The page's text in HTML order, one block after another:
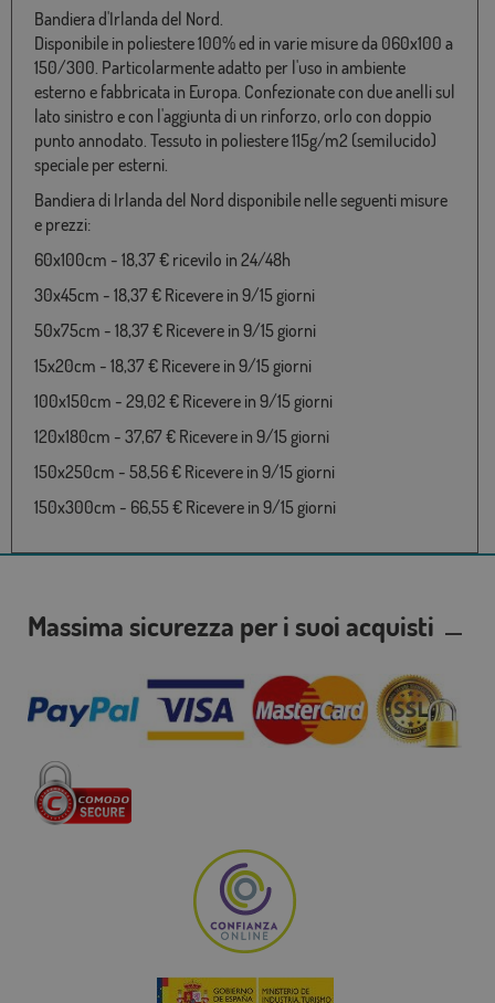
Bandiera d'Irlanda del Nord.
Disponibile in poliestere 100% ed in varie misure da 060x100 a
150/300. Particolarmente adatto per l'uso in ambiente
esterno e fabbricata in Europa. Confezionate con due anelli sul
lato sinistro e con l'aggiunta di un rinforzo, orlo con doppio
punto annodato. Tessuto in poliestere 115g/m2 (semilucido)
speciale per esterni.
Bandiera di Irlanda del Nord disponibile nelle seguenti misure
e prezzi:
60x100cm - 18,37 € ricevilo in 24/48h
30x45cm - 18,37 € Ricevere in 9/15 giorni
50x75cm - 18,37 € Ricevere in 9/15 giorni
15x20cm - 18,37 € Ricevere in 9/15 giorni
100x150cm - 29,02 € Ricevere in 9/15 giorni
120x180cm - 37,67 € Ricevere in 9/15 giorni
150x250cm - 58,56 € Ricevere in 9/15 giorni
150x300cm - 66,55 € Ricevere in 9/15 giorni
Massima sicurezza per i suoi acquisti